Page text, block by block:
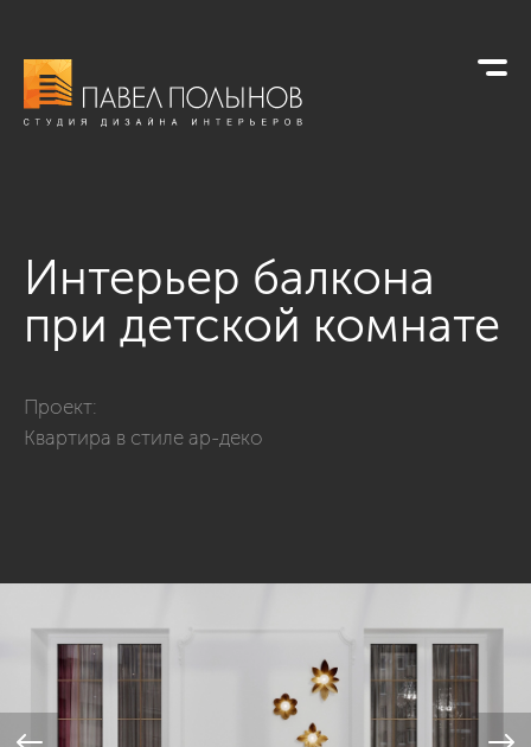
Интерьер балкона
при детской комнате
Проект:
Квартира в стиле ар-деко